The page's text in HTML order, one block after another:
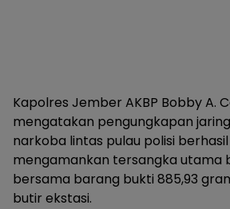
Kapolres Jember AKBP Bobby A.
mengatakan pengungkapan
narkoba lintas pulau polisi berhasil
mengamankan tersangka utama
bersama barang bukti 885,93
butir ekstasi.